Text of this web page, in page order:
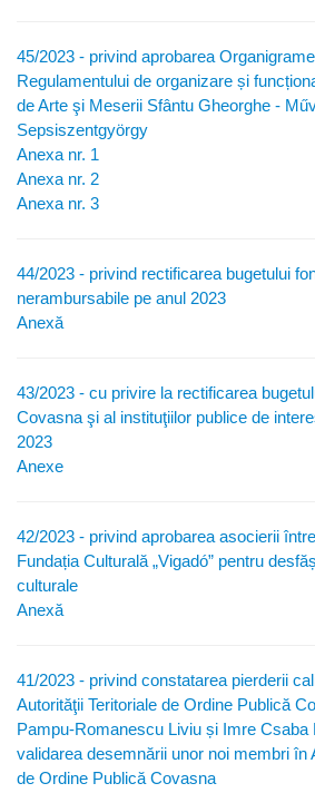
45/2023 - privind aprobarea
Regulamentului de organizare și
de Arte şi Meserii Sfântu Gheorghe -
Sepsiszentgyörgy
Anexa nr. 1
Anexa nr. 2
Anexa nr. 3
44/2023 - privind rectificarea bugetului
nerambursabile pe anul 2023
Anexă
43/2023 - cu privire la rectificarea
Covasna şi al instituţiilor publice de
2023
Anexe
42/2023 - privind aprobarea asocierii
Fundația Culturală „Vigadó” pentru
culturale
Anexă
41/2023 - privind constatarea pierderii
Autorităţii Teritoriale de Ordine Publică
Pampu-Romanescu Liviu și Imre Csaba
validarea desemnării unor noi membri în
de Ordine Publică Covasna